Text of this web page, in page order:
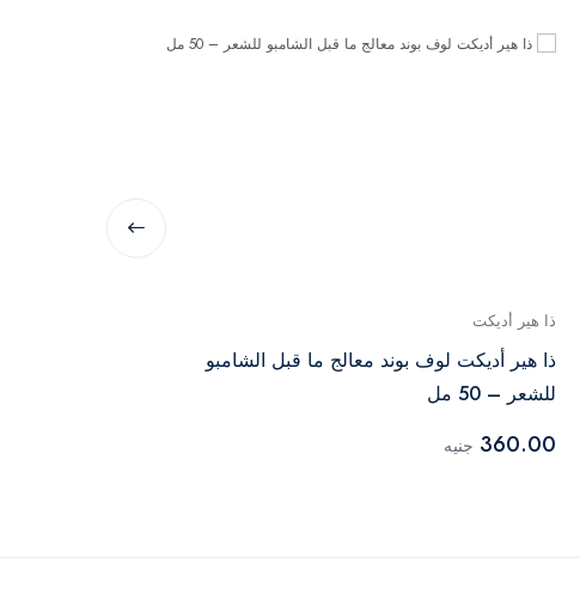
ذا هير أديكت
ذا هير أديكت لوف بوند معالج ما قبل الشامبو
للشعر – 50 مل
360.00 جنيه